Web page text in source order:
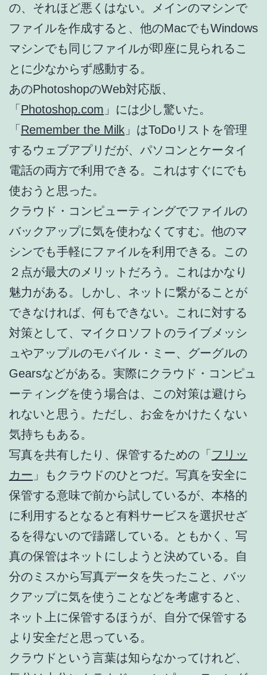
の、それほど悪くはない。メインのマシンで
ファイルを作成すると、他のMacでもWindows
マシンでも同じファイルが即座に見られるこ
とに少なからず感動する。
あのPhotoshopのWeb対応版、
「Photoshop.com 」には少し驚いた。
「Remember the Milk 」はToDoリストを管理
するウェブアプリだが、パソコンとケータイ
電話の両方で利用できる。これはすぐにでも
使おうと思った。
クラウド・コンピューティングでファイルの
バックアップに気を使わなくてすむ。他のマ
シンでも手軽にファイルを利用できる。この
２点が最大のメリットだろう。これはかなり
魅力がある。しかし、ネットに繋がることが
できなければ、何もできない。これに対する
対策として、マイクロソフトのライブメッシ
ュやアップルのモバイル・ミー、グーグルの
Gearsなどがある。実際にクラウド・コンピュ
ーティングを使う場合は、この対策は避けら
れないと思う。ただし、お金をかけたくない
気持ちもある。
写真を共有したり、保管するための「フリッ
カー 」もクラウドのひとつだ。写真を安全に
保管する意味で前から試しているが、本格的
に利用するとなると有料サービスを選択せざ
るを得ないので躊躇している。ともかく、写
真の保管はネットにしようと決めている。自
分のミスから写真データを失ったこと、バッ
クアップに気を使うことなどを考慮すると、
ネット上に保管するほうが、自分で保管する
より安全だと思っている。
クラウドという言葉は知らなかってけれど、